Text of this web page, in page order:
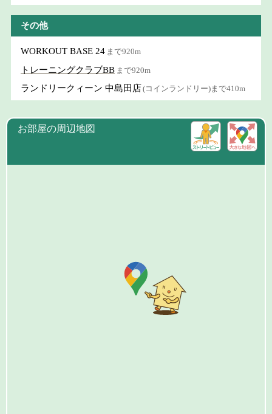
その他
WORKOUT BASE 24 まで920m
トレーニングクラブBB まで920m
ランドリークィーン 中島田店(コインランドリー)まで410m
お部屋の周辺地図